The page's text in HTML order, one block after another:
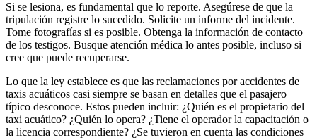
Si se lesiona, es fundamental que lo reporte. Asegúrese de que la
tripulación registre lo sucedido. Solicite un informe del incidente.
Tome fotografías si es posible. Obtenga la información de contacto
de los testigos. Busque atención médica lo antes posible, incluso si
cree que puede recuperarse.
Lo que la ley establece es que las reclamaciones por accidentes de
taxis acuáticos casi siempre se basan en detalles que el pasajero
típico desconoce. Estos pueden incluir: ¿Quién es el propietario del
taxi acuático? ¿Quién lo opera? ¿Tiene el operador la capacitación o
la licencia correspondiente? ¿Se tuvieron en cuenta las condiciones